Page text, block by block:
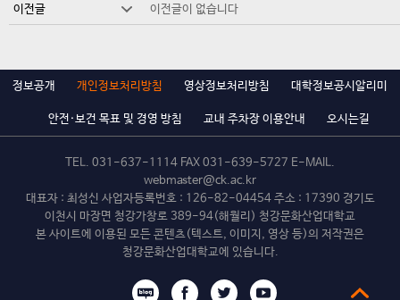
이전글 이전글이 없습니다
정보공개 개인정보처리방침 영상정보처리방침 대학정보공시알리미
안전·보건 목표 및 경영 방침 교내 주차장 이용안내 오시는길
TEL. 031-637-1114 FAX 031-639-5727 E-MAIL.
webmaster@ck.ac.kr
대표자 : 최성신 사업자등록번호 : 126-82-04454 주소 : 17390 경기도
이천시 마장면 청강가창로 389-94(해월리) 청강문화산업대학교
본 사이트에 이용된 모든 콘텐츠(텍스트, 이미지, 영상 등)의 저작권은
청강문화산업대학교에 있습니다.